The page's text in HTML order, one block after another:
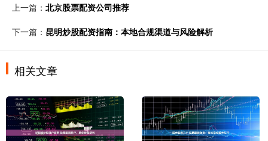
上一篇： 北京股票配资公司推荐
下一篇： 昆明炒股配资指南：本地合规渠道与风险解析
相关文章